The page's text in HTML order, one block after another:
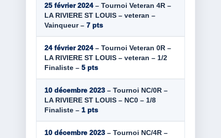
25 février 2024– Tournoi Veteran 4R –
LA RIVIERE ST LOUIS – veteran –
Vainqueur – 7 pts
24 février 2024– Tournoi Veteran 0R –
LA RIVIERE ST LOUIS – veteran – 1/2
Finaliste – 5 pts
10 décembre 2023 – Tournoi NC/0R –
LA RIVIERE ST LOUIS – NC0 – 1/8
Finaliste – 1 pts
10 décembre 2023 – Tournoi NC/4R –